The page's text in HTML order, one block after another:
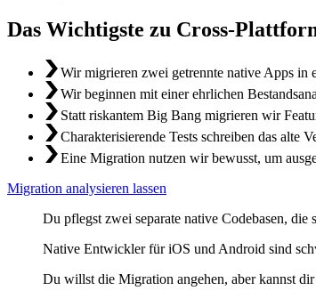
Das Wichtigste zu Cross-
Wir migrieren zwei getrennte native Apps in
Wir beginnen mit einer ehrlichen
Statt riskantem Big Bang migrieren wir
Charakterisierende Tests schreiben das alte
Eine Migration nutzen wir bewusst, um
Migration analysieren lassen
Du pflegst zwei separate native Codebasen,
Native Entwickler für iOS und Android sind
Du willst die Migration angehen, aber kannst